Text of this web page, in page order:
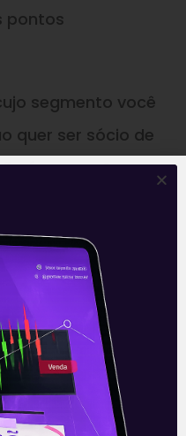
pontos
segmento você
quer ser sócio de
é mesmo?
podem influenciar
ou não a
da empresa.